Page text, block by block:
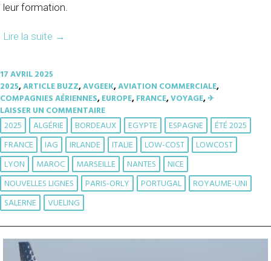
leur formation.
Lire la suite →
17 AVRIL 2025
2025,ARTICLE BUZZ,AVGEEK,AVIATION COMMERCIALE,
COMPAGNIES AÉRIENNES,EUROPE,FRANCE,VOYAGE,✈︎
LAISSER UN COMMENTAIRE
2025 ALGÉRIE BORDEAUX EGYPTE ESPAGNE
ÉTÉ 2025
FRANCE
IAG IRLANDE ITALIE LOW-COST
LOWCOST
LYON
MAROC MARSEILLE NANTES
NICE
NOUVELLES LIGNES
PARIS-ORLY PORTUGAL
ROYAUME-UNI
SALERNE
VUELING